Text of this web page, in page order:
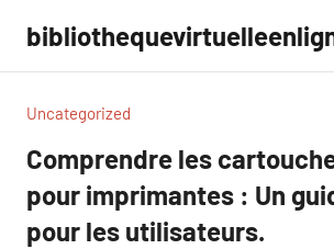
contenu
Uncategorized
Comprendre les
pour imprimantes : Un
pour les utilisateurs.